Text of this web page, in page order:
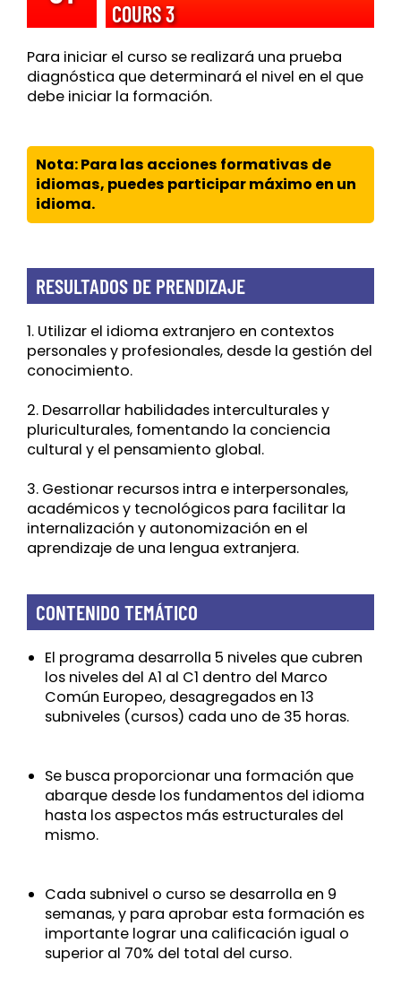
COURS 3
Para iniciar el curso se realizará una prueba
diagnóstica que determinará el nivel en el que
debe iniciar la formación.
Nota: Para las acciones formativas de
idiomas, puedes participar máximo en un
idioma.
RESULTADOS DE PRENDIZAJE
1. Utilizar el idioma extranjero en contextos
personales y profesionales, desde la gestión del
conocimiento.
2. Desarrollar habilidades interculturales y
pluriculturales, fomentando la conciencia
cultural y el pensamiento global.
3. Gestionar recursos intra e interpersonales,
académicos y tecnológicos para facilitar la
internalización y autonomización en el
aprendizaje de una lengua extranjera.
CONTENIDO TEMÁTICO
El programa desarrolla 5 niveles que cubren
los niveles del A1 al C1 dentro del Marco
Común Europeo, desagregados en 13
subniveles (cursos) cada uno de 35 horas.
Se busca proporcionar una formación que
abarque desde los fundamentos del idioma
hasta los aspectos más estructurales del
mismo.
Cada subnivel o curso se desarrolla en 9
semanas, y para aprobar esta formación es
importante lograr una calificación igual o
superior al 70% del total del curso.